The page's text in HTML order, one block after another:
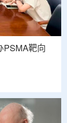
靶向